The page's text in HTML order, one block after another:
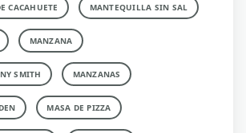
CACAHUETE MANTEQUILLA SIN SAL
MANZANA
SMITH MANZANAS
MASA DE PIZZA